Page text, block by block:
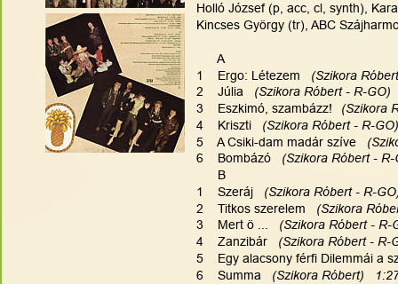
Holló József (p, acc, cl, synth),
Kincses György (tr), ABC
      A
1    Ergo: Létezem
(Szikora
2    Júlia (Szikora Róbert - R-GO)
3    Eszkimó, szambázz!
(Szikora
4    Kriszti (Szikora Róbert - R-
5    A Csiki-dam madár szíve
6    Bombázó
(Szikora Róbert -
      B
1    Szeráj
(Szikora Róbert - R-
2    Titkos szerelem (Szikora
3    Mert ö ...
(Szikora Róbert - R-
4    Zanzibár (Szikora Róbert - R-
5    Egy alacsony férfi Dilemmái a
6    Summa
(Szikora Róbert)